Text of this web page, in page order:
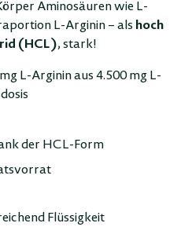
Aminosäuren wie L-
L-Arginin – als hoch
(HCL), stark!
L-Arginin aus 4.500 mg L-
der HCL-Form
Flüssigkeit